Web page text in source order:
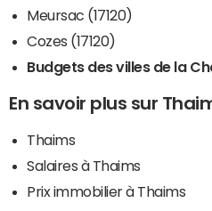
Meursac (17120)
Cozes (17120)
Budgets des villes de la
En savoir plus sur
Thaims
Salaires à Thaims
Prix immobilier à Thaims